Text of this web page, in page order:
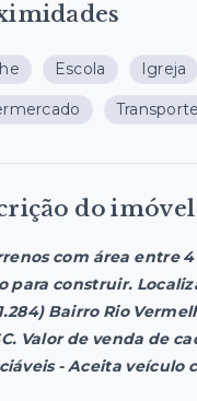
Escola Igreja
do imóvel
com área entre
para construir.
Bairro Rio
Valor de venda de
- Aceita veículo